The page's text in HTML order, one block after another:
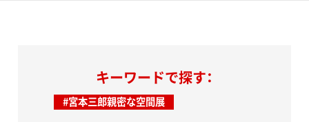
キーワードで探す：
#宮本三郎親密な空間展